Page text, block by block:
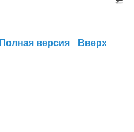
Полная версия Вверх